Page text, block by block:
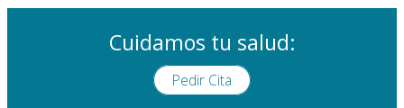
Cuidamos tu salud:
Pedir Cita